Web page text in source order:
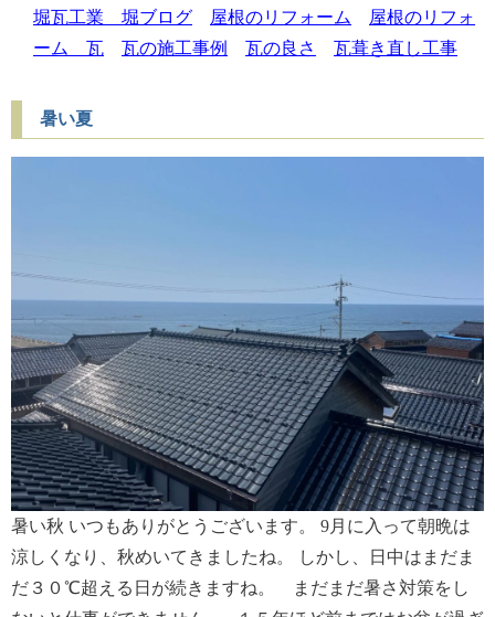
堀瓦工業 堀ブログ 屋根のリフォーム
屋根のリフォ
ーム 瓦
瓦の施工事例 瓦の良さ 瓦葺き直し工事
暑い夏
暑い秋 いつもありがとうございます。 9月に入って朝晩は
涼しくなり、秋めいてきましたね。 しかし、日中はまだま
だ３０℃超える日が続きますね。 まだまだ暑さ対策をし